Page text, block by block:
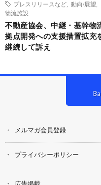
プレスリリースなど
動向/展望
物流施設
不動産協会、中継・基幹物
拠点開発への支援措置拡充
継続して訴え
メルマガ会員登録
プライバシーポリシー